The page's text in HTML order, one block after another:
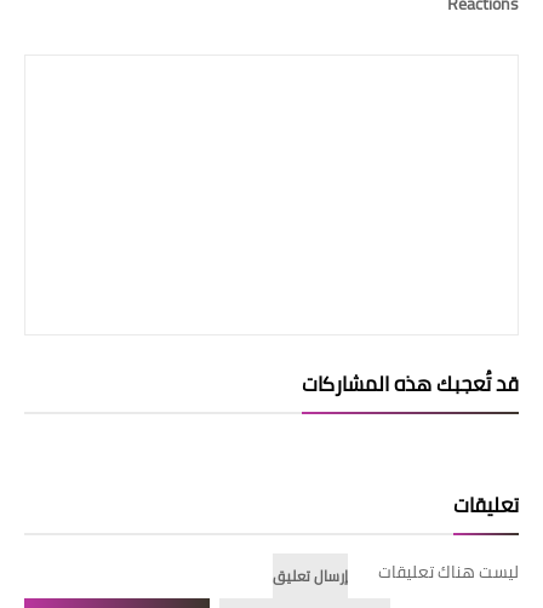
قد تُعجبك هذه المشاركات
تعليقات
ليست هناك تعليقات
إرسال تعليق